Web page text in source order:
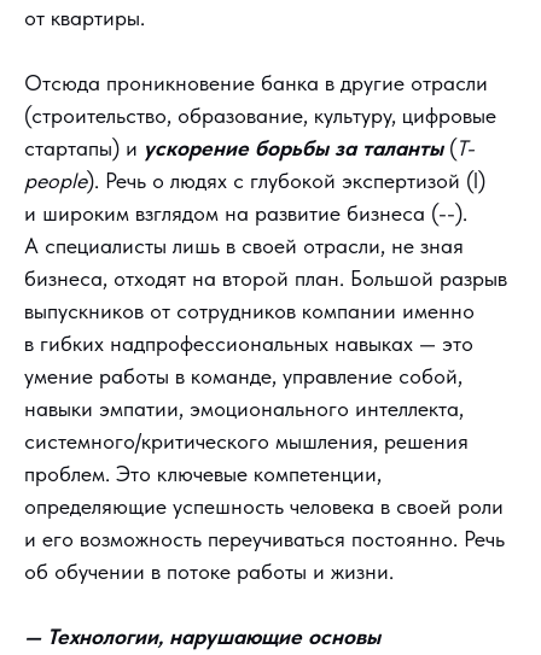
от квартиры.
Отсюда проникновение банка в другие отрасли
(строительство, образование, культуру, цифровые
стартапы) и ускорение борьбы за таланты(Т-
people). Речь о людях с глубокой экспертизой (l)
и широким взглядом на развитие бизнеса (--).
А специалисты лишь в своей отрасли, не зная
бизнеса, отходят на второй план. Большой разрыв
выпускников от сотрудников компании именно
в гибких надпрофессиональных навыках — это
умение работы в команде, управление собой,
навыки эмпатии, эмоционального интеллекта,
системного/критического мышления, решения
проблем. Это ключевые компетенции,
определяющие успешность человека в своей роли
и его возможность переучиваться постоянно. Речь
об обучении в потоке работы и жизни.
— Технологии, нарушающие основы